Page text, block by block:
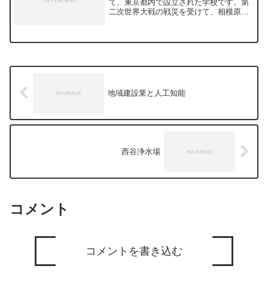
文化財に指定されており、文化財指定当
して活用されており、各種の催事・会合
イーンの塔は行政施設ですので自由に出
入りできませんが、ジャックの塔は内部
て、東京都内で設立された学校です。第
二次世界大戦の戦災を受けて、相模原市
現在の敷地です。茜館は当時の建物で、
されています。解体に先立ち、7月12日
これはその時の画像です。普段は公開さ
れていない施設ですが、初めて外観を間
地域建設業と人工知能
西谷浄水場
コメント
コメントを書き込む